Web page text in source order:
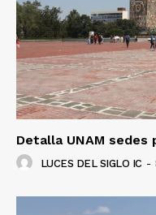
Detalla UNAM sedes
LUCES DEL SIGLO IC -